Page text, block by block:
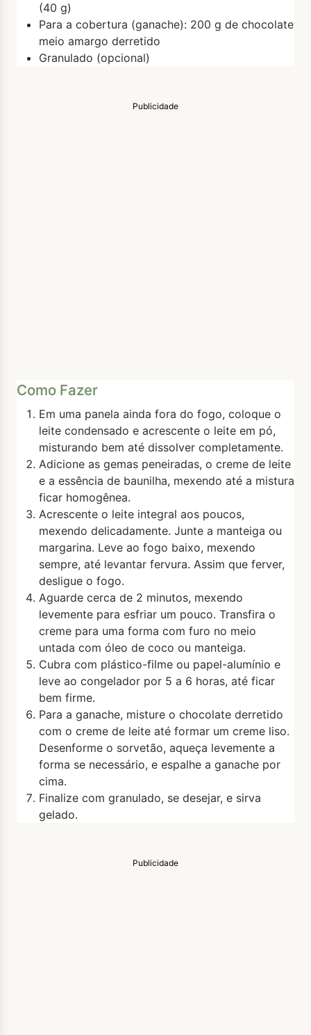
(40 g)
Para a cobertura (ganache): 200 g de chocolate
meio amargo derretido
Granulado (opcional)
Publicidade
Como Fazer
Em uma panela ainda fora do fogo, coloque o
leite condensado e acrescente o leite em pó,
misturando bem até dissolver completamente.
Adicione as gemas peneiradas, o creme de leite
e a essência de baunilha, mexendo até a mistura
ficar homogênea.
Acrescente o leite integral aos poucos,
mexendo delicadamente. Junte a manteiga ou
margarina. Leve ao fogo baixo, mexendo
sempre, até levantar fervura. Assim que ferver,
desligue o fogo.
Aguarde cerca de 2 minutos, mexendo
levemente para esfriar um pouco. Transfira o
creme para uma forma com furo no meio
untada com óleo de coco ou manteiga.
Cubra com plástico-filme ou papel-alumínio e
leve ao congelador por 5 a 6 horas, até ficar
bem firme.
Para a ganache, misture o chocolate derretido
com o creme de leite até formar um creme liso.
Desenforme o sorvetão, aqueça levemente a
forma se necessário, e espalhe a ganache por
cima.
Finalize com granulado, se desejar, e sirva
gelado.
Publicidade